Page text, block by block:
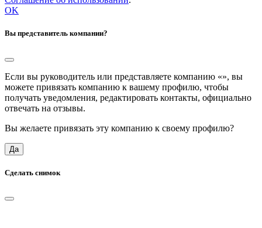
OK
Вы представитель компании?
Если вы руководитель или представляете компанию «», вы
можете привязать компанию к вашему профилю, чтобы
получать уведомления, редактировать контакты, официально
отвечать на отзывы.
Вы желаете привязать эту компанию к своему профилю?
Да
Сделать снимок